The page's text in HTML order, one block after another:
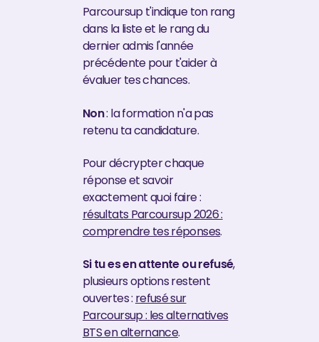
Parcoursup t'indique ton rang
dans la liste et le rang du
dernier admis l'année
précédente pour t'aider à
évaluer tes chances.
Non: la formation n'a pas
retenu ta candidature.
Pour décrypter chaque
réponse et savoir
exactement quoi faire :
résultats Parcoursup 2026 :
comprendre tes réponses.
Si tu es en attente ou refusé,
plusieurs options restent
ouvertes : refusé sur
Parcoursup : les alternatives
BTS en alternance.